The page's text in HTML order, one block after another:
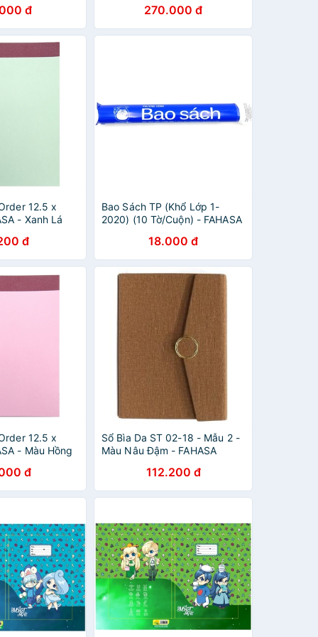
đ 270.000 đ
12.5 x
- Xanh Lá
đ
Bao Sách TP (Khổ Lớp 1-
2020) (10 Tờ/Cuộn) - FAHASA
18.000 đ
12.5 x
- Màu Hồng
đ
Sổ Bìa Da ST 02-18 - Mẫu 2 -
Màu Nâu Đậm - FAHASA
112.200 đ